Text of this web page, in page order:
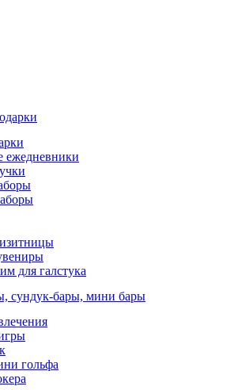
ежедневники
для галстука
сундук-бары, мини бары
гольфа